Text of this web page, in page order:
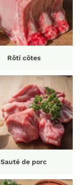
Rôti côtes
Sauté de porc